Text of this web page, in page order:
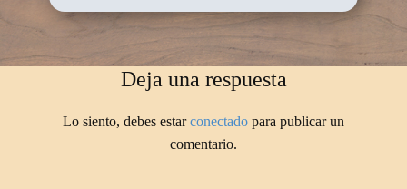
Deja una respuesta
Lo siento, debes estarconectado para publicar un
comentario.